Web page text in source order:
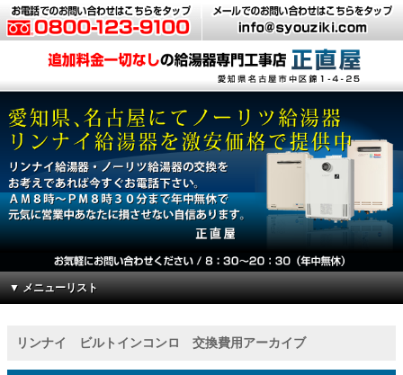
▼ メニューリスト
リンナイ ビルトインコンロ 交換費用アーカイブ